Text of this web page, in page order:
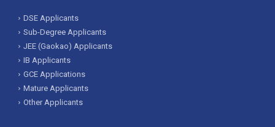
DSE Applicants
Sub-Degree Applicants
JEE (Gaokao) Applicants
IB Applicants
GCE Applications
Mature Applicants
Other Applicants